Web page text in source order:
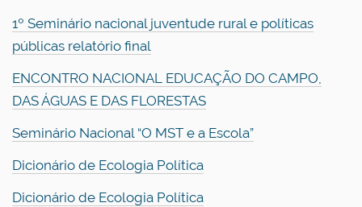
1º Seminário nacional juventude rural e políticas
públicas relatório final
ENCONTRO NACIONAL EDUCAÇÃO DO CAMPO,
DAS ÁGUAS E DAS FLORESTAS
Seminário Nacional “O MST e a Escola”
Dicionário de Ecologia Política
Dicionário de Ecologia Política